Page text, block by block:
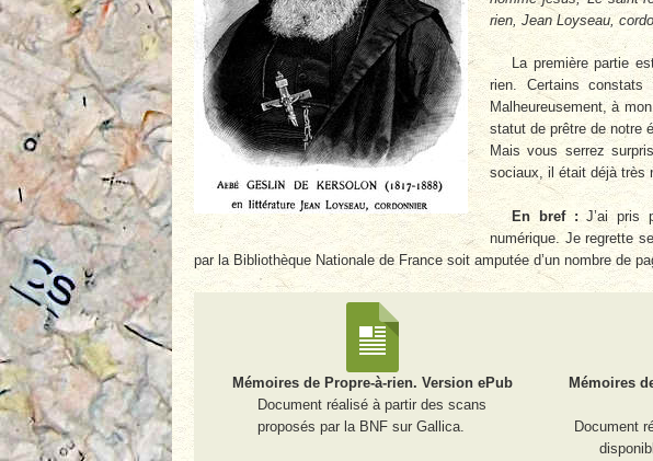
rien, Jean Loyseau,
La première partie
rien. Certains
Malheureusement, à
statut de prêtre de notre
Mais vous serrez
sociaux, il était déjà très
En bref :J’ai pris
numérique. Je regrette
par la Bibliothèque Nationale de France soit amputée d’un nombre de
Mémoires de Propre-à-rien. Version ePub
Document réalisé à partir des scans
proposés par la BNF sur Gallica.
Mémoires
Document